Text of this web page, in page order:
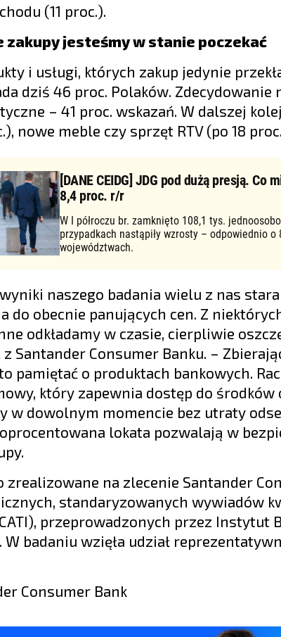
(11 proc.).
zakupy jesteśmy w stanie poczekać
i usługi, których zakup jedynie
dziś 46 proc. Polaków.
– 41 proc. wskazań. W dalszej
nowe meble czy sprzęt RTV (po 18
[DANE CEIDG] JDG pod dużą presją.
8,4 proc. r/r
W I półroczu br. zamknięto 108,1 tys.
przypadkach nastąpiły wzrosty – odpowiednio o
województwach.
naszego badania wielu z nas
do obecnie panujących cen. Z
odkładamy w czasie, cierpliwie
z Santander Consumer Banku. –
pamiętać o produktach bankowych.
który zapewnia dostęp do
w dowolnym momencie bez utraty
lokata pozwalają w
zrealizowane na zlecenie Santander
standaryzowanych wywiadów
przeprowadzonych przez Instytut
badaniu wzięła udział
Consumer Bank